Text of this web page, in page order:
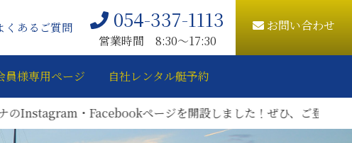
あるご質問 054-337-1113
営業時間 8:30〜17:30
お問い合わせ
員様専用ページ 自社レンタル艇予約
・Facebookページを開設しました！ぜひ、ご登録をお願いい